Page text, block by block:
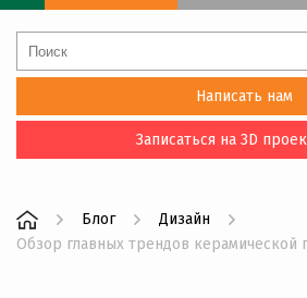
Написать нам
Записаться на 3D
Блог
Дизайн
Обзор главных трендов